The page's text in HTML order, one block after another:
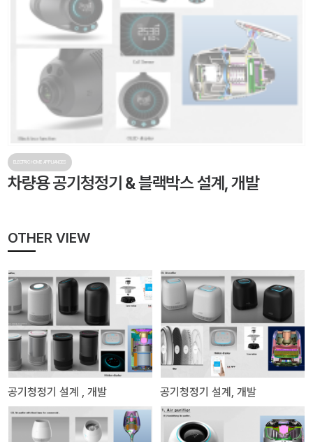
ELECTRIC HOME APPLIANCES
차량용 공기청정기 & 블랙박스 설계, 개발
OTHER VIEW
공기청정기 설계 , 개발 공기청정기 설계, 개발